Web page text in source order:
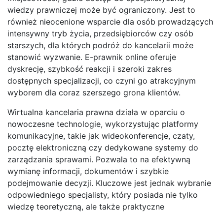
wiedzy prawniczej może być ograniczony. Jest to
również nieocenione wsparcie dla osób prowadzących
intensywny tryb życia, przedsiębiorców czy osób
starszych, dla których podróż do kancelarii może
stanowić wyzwanie. E-prawnik online oferuje
dyskrecję, szybkość reakcji i szeroki zakres
dostępnych specjalizacji, co czyni go atrakcyjnym
wyborem dla coraz szerszego grona klientów.
Wirtualna kancelaria prawna działa w oparciu o
nowoczesne technologie, wykorzystując platformy
komunikacyjne, takie jak wideokonferencje, czaty,
pocztę elektroniczną czy dedykowane systemy do
zarządzania sprawami. Pozwala to na efektywną
wymianę informacji, dokumentów i szybkie
podejmowanie decyzji. Kluczowe jest jednak wybranie
odpowiedniego specjalisty, który posiada nie tylko
wiedzę teoretyczną, ale także praktyczne